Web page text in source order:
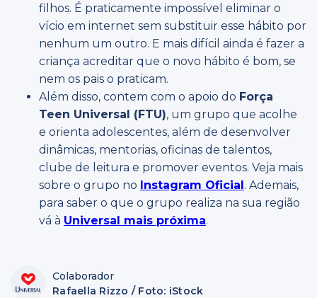
filhos. É praticamente impossível eliminar o
vício em internet sem substituir esse hábito por
nenhum um outro. E mais difícil ainda é fazer a
criança acreditar que o novo hábito é bom, se
nem os pais o praticam.
Além disso, contem com o apoio do Força
Teen Universal (FTU), um grupo que acolhe
e orienta adolescentes, além de desenvolver
dinâmicas, mentorias, oficinas de talentos,
clube de leitura e promover eventos. Veja mais
sobre o grupo no Instagram Oficial. Ademais,
para saber o que o grupo realiza na sua região
vá à Universal mais próxima.
Colaborador
Rafaella Rizzo / Foto: iStock